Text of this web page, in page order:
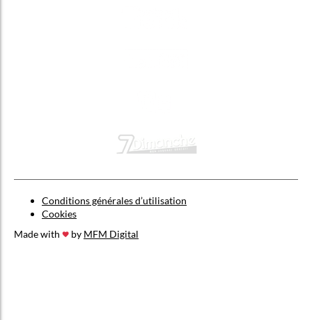
Conditions générales d’utilisation
Cookies
Made with
by MFM Digital